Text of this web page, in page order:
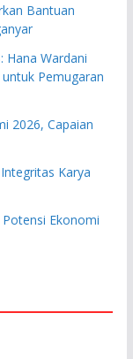
Bantuan
Hana Wardani
Pemugaran
2026, Capaian
Karya
Ekonomi